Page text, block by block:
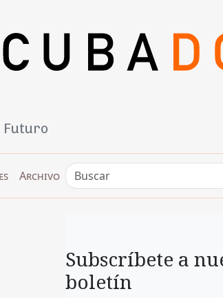
Archivo
Subscríbete a
boletín